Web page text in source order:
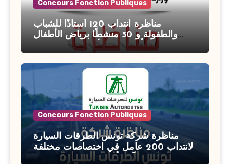
Concours Fonction Publiques
مناظرة انتداب 120 أستاذًا للشباب
والطفولة و 50 منشطًا برياض الأطفال
بوزارة الأسرة والمرأة والطفولة وكبار
السن آخر أجل للتسجيل : 27 جويلية 2026
Concours Fonction Publiques
مناظرة شركة تونس الطرقات السيارة
لانتداب 200 عامل في اختصاصات مختلفة
آخر أجل : 21 جويلية 2026